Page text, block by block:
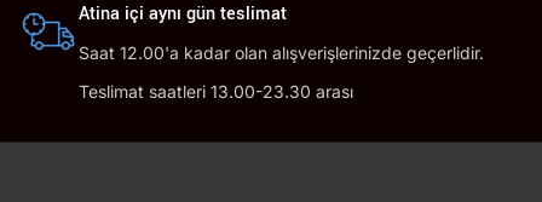
Atina içi aynı gün teslimat
Saat 12.00'a kadar olan alışverişlerinizde geçerlidir.
Teslimat saatleri 13.00-23.30 arası